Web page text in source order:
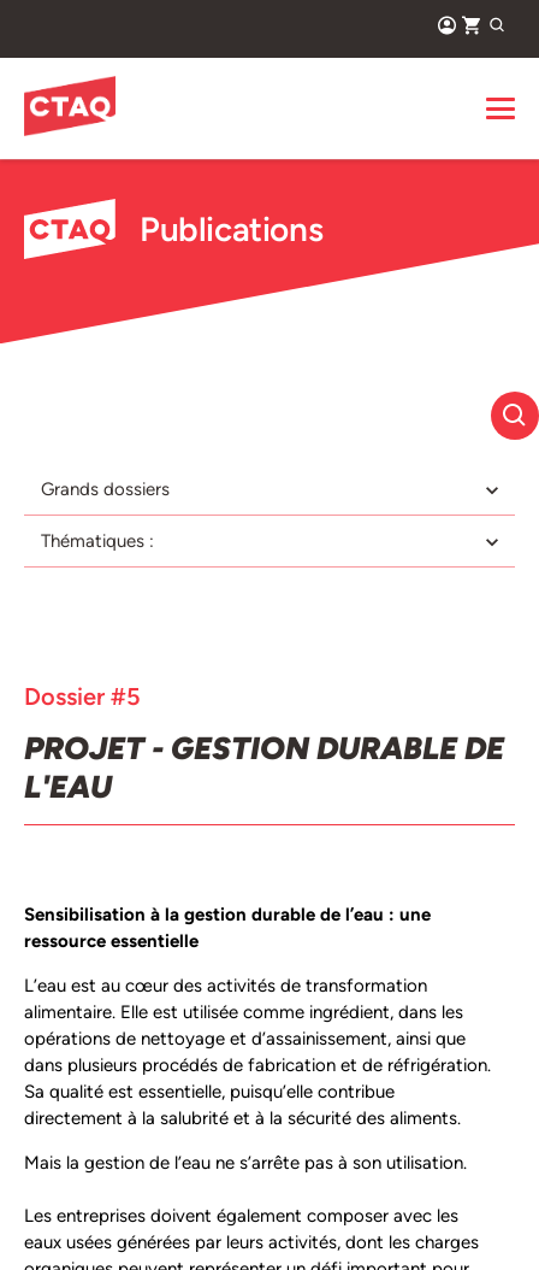
Publications
Grands dossiers
Thématiques :
Dossier #5
PROJET - GESTION DURABLE DE
L'EAU
Sensibilisation à la gestion durable de l’eau : une
ressource essentielle
L’eau est au cœur des activités de transformation
alimentaire. Elle est utilisée comme ingrédient, dans les
opérations de nettoyage et d’assainissement, ainsi que
dans plusieurs procédés de fabrication et de réfrigération.
Sa qualité est essentielle, puisqu’elle contribue
directement à la salubrité et à la sécurité des aliments.
Mais la gestion de l’eau ne s’arrête pas à son utilisation.
Les entreprises doivent également composer avec les
eaux usées générées par leurs activités, dont les charges